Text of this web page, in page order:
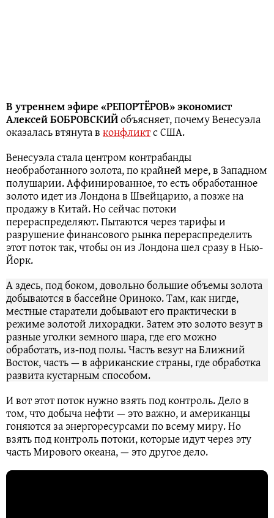
В утреннем эфире «РЕПОРТЁРОВ» экономист
Алексей БОБРОВСКИЙобъясняет, почему Венесуэла
оказалась втянута вконфликтс США.
Венесуэла стала центром контрабанды
необработанного золота, по крайней мере, в Западном
полушарии. Аффинированное, то есть обработанное
золото идет из Лондона в Швейцарию, а позже на
продажу в Китай. Но сейчас потоки
перераспределяют. Пытаются через тарифы и
разрушение финансового рынка перераспределить
этот поток так, чтобы он из Лондона шел сразу в Нью-
Йорк.
А здесь, под боком, довольно большие объемы золота
добываются в бассейне Ориноко. Там, как нигде,
местные старатели добывают его практически в
режиме золотой лихорадки. Затем это золото везут в
разные уголки земного шара, где его можно
обработать, из-под полы. Часть везут на Ближний
Восток, часть — в африканские страны, где обработка
развита кустарным способом.
И вот этот поток нужно взять под контроль. Дело в
том, что добыча нефти — это важно, и американцы
гоняются за энергоресурсами по всему миру. Но
взять под контроль потоки, которые идут через эту
часть Мирового океана, — это другое дело.